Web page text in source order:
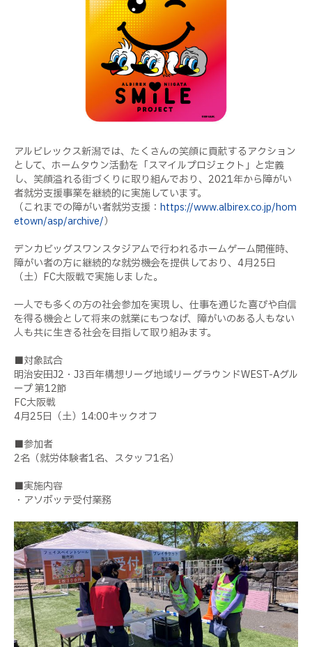
アルビレックス新潟では、たくさんの笑顔に貢献するアクション
として、ホームタウン活動を「スマイルプロジェクト」と定義
し、笑顔溢れる街づくりに取り組んでおり、2021年から障がい
者就労支援事業を継続的に実施しています。
（これまでの障がい者就労支援： https://www.albirex.co.jp/hom
etown/asp/archive/）
デンカビッグスワンスタジアムで行われるホームゲーム開催時、
障がい者の方に継続的な就労機会を提供しており、4月25日
（土）FC大阪戦で実施しました。
一人でも多くの方の社会参加を実現し、仕事を通じた喜びや自信
を得る機会として将来の就業にもつなげ、障がいのある人もない
人も共に生きる社会を目指して取り組みます。
■対象試合
明治安田J2・J3百年構想リーグ地域リーグラウンドWEST-Aグル
ープ 第12節
FC大阪戦
4月25日（土）14:00キックオフ
■参加者
2名（就労体験者1名、スタッフ1名）
■実施内容
・アソボッテ受付業務